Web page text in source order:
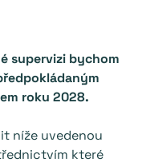
supervizi bychom
roku 2028.
níže uvedenou
které